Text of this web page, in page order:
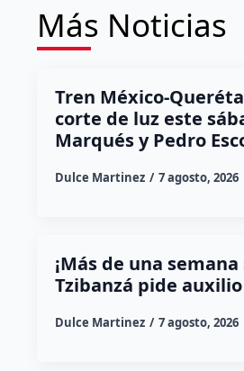
Más Noticias
Tren México-
corte de luz este
Marqués y Pedro
Dulce Martinez 7 agosto, 2026
¡Más de una
Tzibanzá pide auxilio
Dulce Martinez 7 agosto, 2026